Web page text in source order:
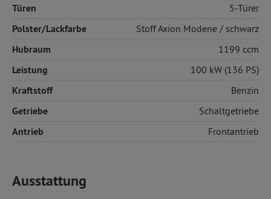
Türen 5-Türer
Polster/Lackfarbe StoffAxion Modene / schwarz
Hubraum 1199 ccm
Leistung 100 kW (136 PS)
Kraftstoff Benzin
Getriebe Schaltgetriebe
Antrieb Frontantrieb
Ausstattung